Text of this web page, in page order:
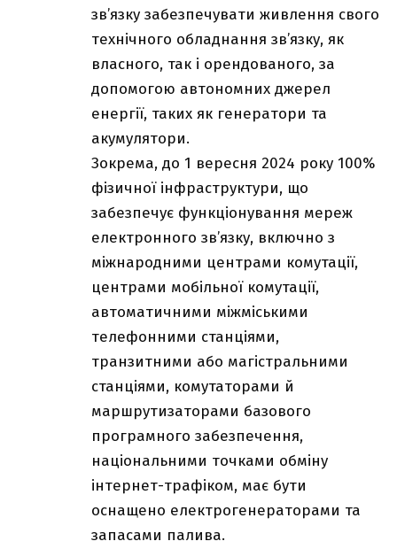
зв’язку забезпечувати живлення свого
технічного обладнання зв’язку, як
власного, так і орендованого, за
допомогою автономних джерел
енергії, таких як генератори та
акумулятори.
Зокрема, до 1 вересня 2024 року 100%
фізичної інфраструктури, що
забезпечує функціонування мереж
електронного зв’язку, включно з
міжнародними центрами комутації,
центрами мобільної комутації,
автоматичними міжміськими
телефонними станціями,
транзитними або магістральними
станціями, комутаторами й
маршрутизаторами базового
програмного забезпечення,
національними точками обміну
інтернет-трафіком, має бути
оснащено електрогенераторами та
запасами палива.